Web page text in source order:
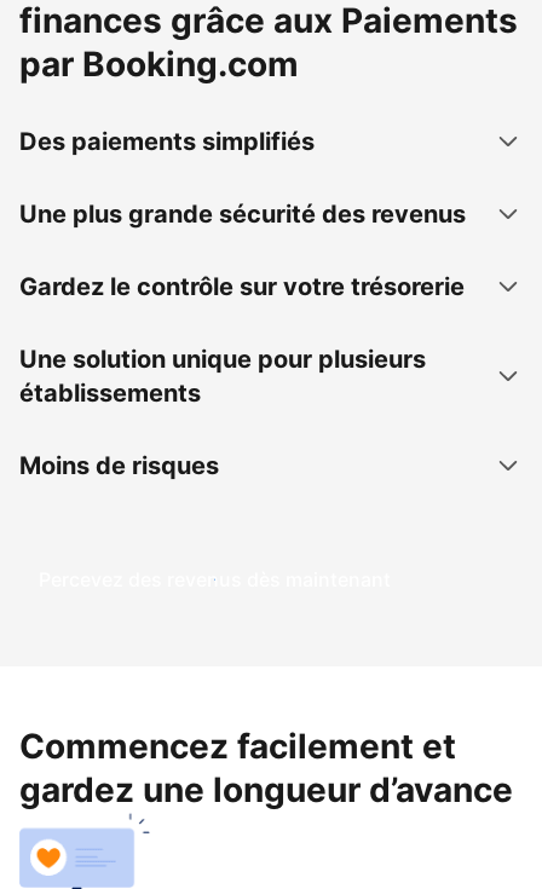
finances grâce aux Paiements
par Booking.com
Des paiements simplifiés
Une plus grande sécurité des revenus
Gardez le contrôle sur votre trésorerie
Une solution unique pour plusieurs
établissements
Moins de risques
Percevez des revenus dès maintenant
Commencez facilement et
gardez une longueur d’avance